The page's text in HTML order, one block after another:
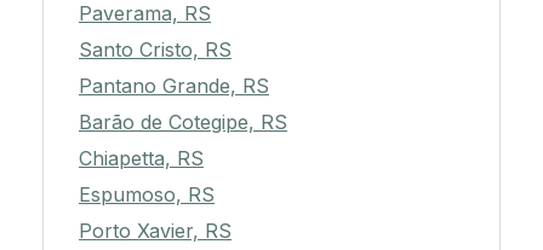
Paverama, RS
Santo Cristo, RS
Pantano Grande, RS
Barão de Cotegipe, RS
Chiapetta, RS
Espumoso, RS
Porto Xavier, RS